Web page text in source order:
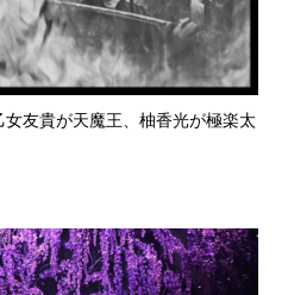
友貴が天魔王、柚香光が極楽太